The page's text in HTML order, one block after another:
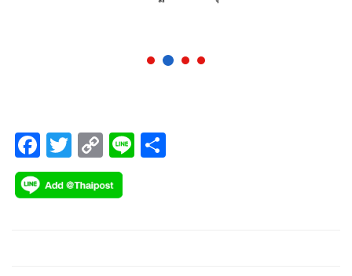
F
ac
e
T
wi
tt
C
o
p
Li